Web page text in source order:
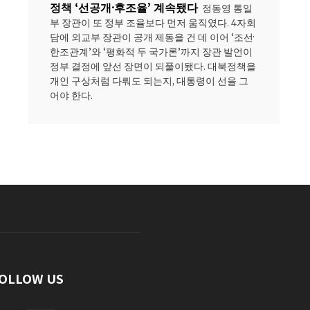
정책 ‘선공개·후조율’ 계속됐다 정동영 통일
부 장관이 또 정부 조율보다 먼저 움직였다. 4자회
담에 외교부 장관이 공개 제동을 건 데 이어 ‘조선·
한조관계’와 ‘평화적 두 국가론’까지 장관 발언이
정부 결정에 앞선 장면이 되풀이됐다. 대북정책을
개인 구상처럼 다뤄도 되는지, 대통령이 선을 그
어야 한다.
US